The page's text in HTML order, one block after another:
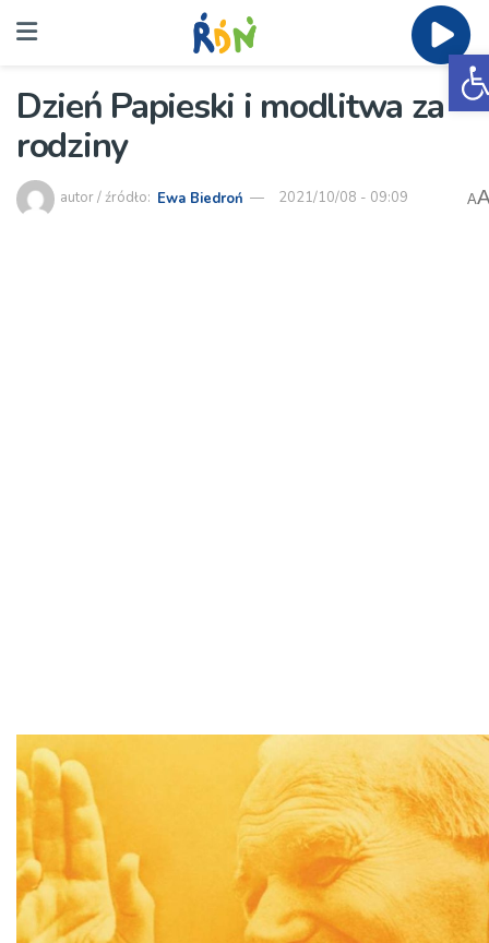
Dzień Papieski i modlitwa za
rodziny
autor / źródło: Ewa Biedroń 2021/10/08 - 09:09 A